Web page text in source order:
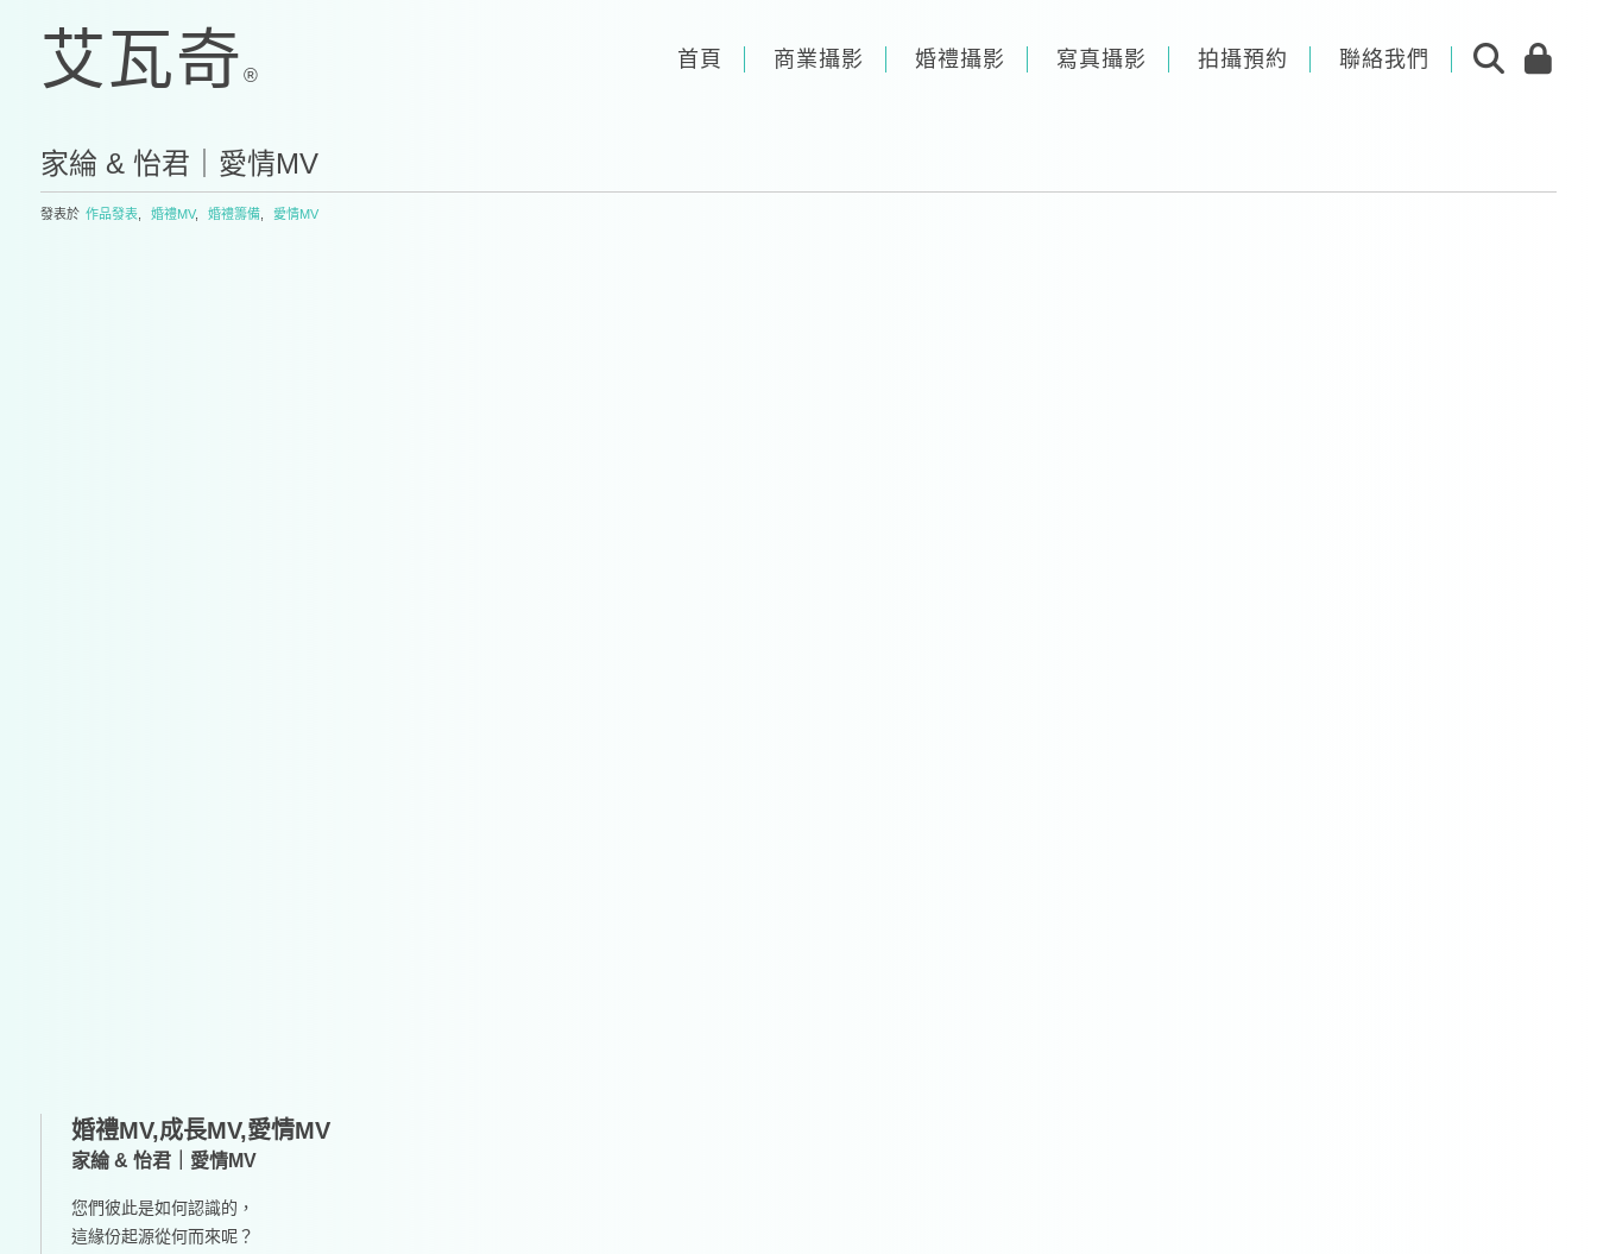
首頁 商業攝影 婚禮攝影 寫真攝影 拍攝預約 聯絡我們
家綸 & 怡君｜愛情MV
發表於 作品發表, 婚禮MV, 婚禮籌備, 愛情MV
婚禮MV,成長MV,愛情MV
家綸 & 怡君｜愛情MV
您們彼此是如何認識的，
這緣份起源從何而來呢？